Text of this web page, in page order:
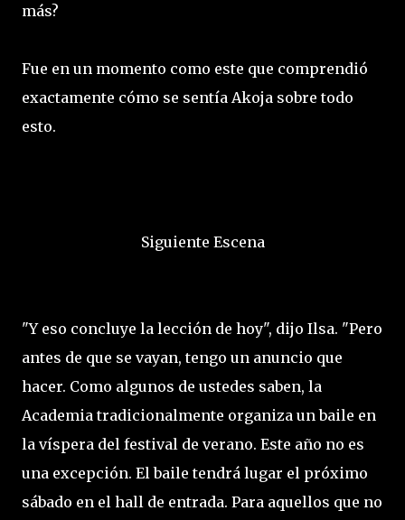
más?
Fue en un momento como este que comprendió
exactamente cómo se sentía Akoja sobre todo
esto.
Siguiente Escena
"Y eso concluye la lección de hoy", dijo Ilsa. "Pero
antes de que se vayan, tengo un anuncio que
hacer. Como algunos de ustedes saben, la
Academia tradicionalmente organiza un baile en
la víspera del festival de verano. Este año no es
una excepción. El baile tendrá lugar el próximo
sábado en el hall de entrada. Para aquellos que no